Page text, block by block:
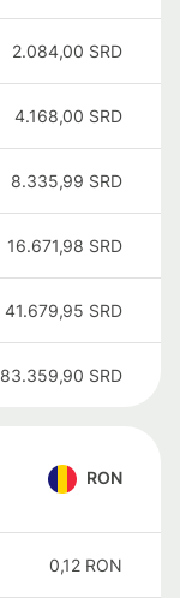
2.084,00 SRD
4.168,00 SRD
8.335,99 SRD
16.671,98 SRD
41.679,95 SRD
83.359,90 SRD
RON
0,12 RON